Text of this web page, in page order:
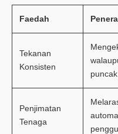
Faedah
Tekanan
Konsisten
puncak.
Penjimatan
Tenaga